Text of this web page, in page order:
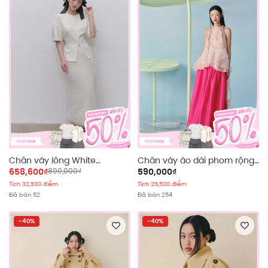
Chân váy lông White
Feathered Maxi Skirt
658,600₫890,000₫
Tích 32,930 điểm
Đã bán 52
Chân váy áo dài phom rộng
Tú Chi
590,000₫
Tích 29,500 điểm
Đã bán 254
-40% -40%